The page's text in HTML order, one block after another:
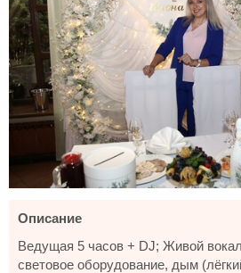
Описание
Ведущая 5 часов + DJ; Живой
световое оборудование, дым